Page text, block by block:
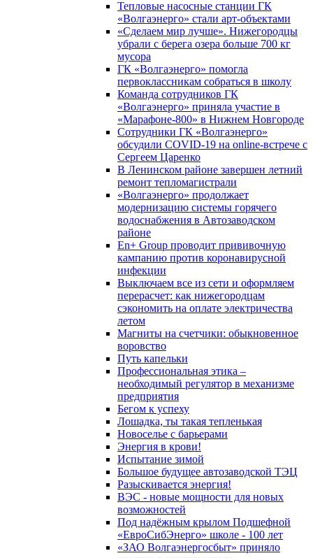
Тепловые насосные станции ГК
«Волгаэнерго» стали арт-объектами
«Сделаем мир лучше». Нижегородцы
убрали с берега озера больше 700 кг
мусора
ГК «Волгаэнерго» помогла
первоклассникам собраться в школу
Команда сотрудников ГК
«Волгаэнерго» приняла участие в
«Марафоне-800» в Нижнем Новгороде
Сотрудники ГК «Волгаэнерго»
обсудили COVID-19 на online-встрече с
Сергеем Царенко
В Ленинском районе завершен летний
ремонт тепломагистрали
«Волгаэнерго» продолжает
модернизацию системы горячего
водоснабжения в Автозаводском
районе
En+ Group проводит прививочную
кампанию против коронавирусной
инфекции
Выключаем все из сети и оформляем
перерасчет: как нижегородцам
сэкономить на оплате электричества
летом
Магниты на счетчики: обыкновенное
воровство
Путь капельки
Профессиональная этика –
необходимый регулятор в механизме
предприятия
Бегом к успеху
Лошадка, ты такая тепленькая
Новоселье с барьерами
Энергия в крови!
Испытание зимой
Большое будущее автозаводской ТЭЦ
Разыскивается энергия!
ВЭС - новые мощности для новых
возможностей
Под надёжным крылом Подшефной
«ЕвроСибЭнерго» школе - 100 лет
«ЗАО Волгаэнергосбыт» приняло